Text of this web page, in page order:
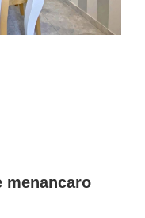
menancaro